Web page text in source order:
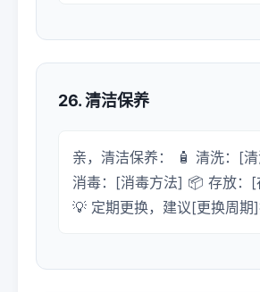
26. 清洁保养
亲，清洁保养： 🧴 清洗：[
消毒：[消毒方法] 📦 存放：[
💡 定期更换，建议[更换周期